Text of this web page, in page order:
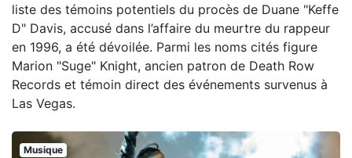
liste des témoins potentiels du procès de Duane "Keffe
D" Davis, accusé dans l’affaire du meurtre du rappeur
en 1996, a été dévoilée. Parmi les noms cités figure
Marion "Suge" Knight, ancien patron de Death Row
Records et témoin direct des événements survenus à
Las Vegas.
Musique